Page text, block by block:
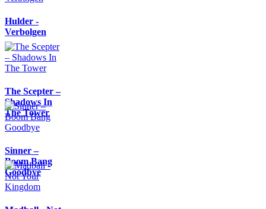
Hulder -
Verbolgen
The Scepter –
Shadows In
The Tower
Sinner –
Boom Bang
Goodbye